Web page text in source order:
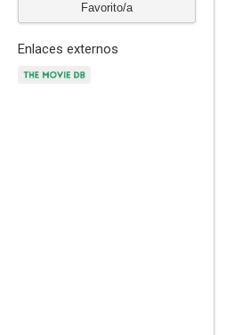
Favorito/a
Enlaces externos